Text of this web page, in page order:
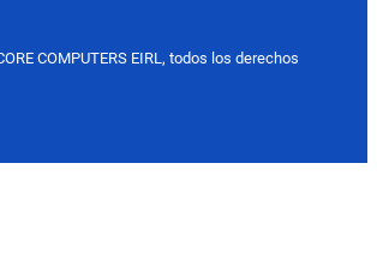
COMPUTERS EIRL, todos los derechos